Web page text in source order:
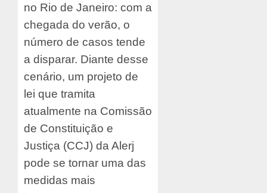
no Rio de Janeiro: com a
chegada do verão, o
número de casos tende
a disparar. Diante desse
cenário, um projeto de
lei que tramita
atualmente na Comissão
de Constituição e
Justiça (CCJ) da Alerj
pode se tornar uma das
medidas mais